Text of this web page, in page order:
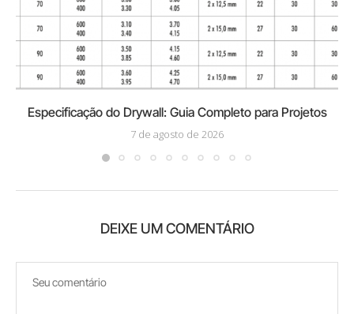
Especificação do Drywall: Guia Completo para Projetos
7 de agosto de 2026
DEIXE UM COMENTÁRIO